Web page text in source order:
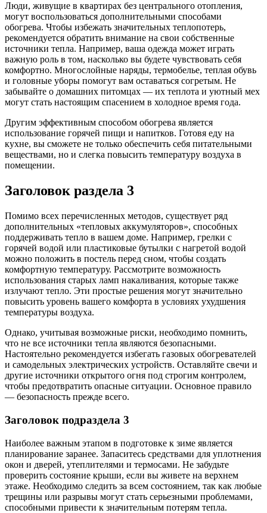
Люди, живущие в квартирах без центрального отопления,
могут воспользоваться дополнительными способами
обогрева. Чтобы избежать значительных теплопотерь,
рекомендуется обратить внимание на свои собственные
источники тепла. Например, ваша одежда может играть
важную роль в том, насколько вы будете чувствовать себя
комфортно. Многослойные наряды, термобелье, теплая обувь
и головные уборы помогут вам оставаться согретым. Не
забывайте о домашних питомцах — их теплота и уютный мех
могут стать настоящим спасением в холодное время года.
Другим эффективным способом обогрева является
использование горячей пищи и напитков. Готовя еду на
кухне, вы сможете не только обеспечить себя питательными
веществами, но и слегка повысить температуру воздуха в
помещении.
Заголовок раздела 3
Помимо всех перечисленных методов, существует ряд
дополнительных «тепловых аккумуляторов», способных
поддерживать тепло в вашем доме. Например, грелки с
горячей водой или пластиковые бутылки с нагретой водой
можно положить в постель перед сном, чтобы создать
комфортную температуру. Рассмотрите возможность
использования старых ламп накаливания, которые также
излучают тепло. Эти простые решения могут значительно
повысить уровень вашего комфорта в условиях ухудшения
температуры воздуха.
Однако, учитывая возможные риски, необходимо помнить,
что не все источники тепла являются безопасными.
Настоятельно рекомендуется избегать газовых обогревателей
и самодельных электрических устройств. Оставляйте свечи и
другие источники открытого огня под строгим контролем,
чтобы предотвратить опасные ситуации. Основное правило
— безопасность прежде всего.
Заголовок подраздела 3
Наиболее важным этапом в подготовке к зиме является
планирование заранее. Запаситесь средствами для уплотнения
окон и дверей, утеплителями и термосами. Не забудьте
проверить состояние крыши, если вы живете на верхнем
этаже. Необходимо следить за всем состоянием, так как любые
трещины или разрывы могут стать серьезными проблемами,
способными привести к значительным потерям тепла.